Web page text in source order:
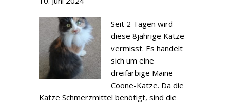
Seit 2 Tagen wird
diese 8jährige Katze
vermisst. Es handelt
sich um eine
dreifarbige Maine-
Coone-Katze. Da die
Katze Schmerzmittel benötigt, sind die